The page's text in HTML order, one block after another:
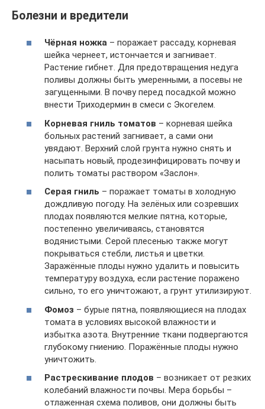
Болезни и вредители
Чёрная ножка – поражает рассаду, корневая
шейка чернеет, истончается и загнивает.
Растение гибнет. Для предотвращения недуга
поливы должны быть умеренными, а посевы не
загущенными. В почву перед посадкой можно
внести Триходермин в смеси с Экогелем.
Корневая гниль томатов – корневая шейка
больных растений загнивает, а сами они
увядают. Верхний слой грунта нужно снять и
насыпать новый, продезинфицировать почву и
полить томаты раствором «Заслон».
Серая гниль – поражает томаты в холодную
дождливую погоду. На зелёных или созревших
плодах появляются мелкие пятна, которые,
постепенно увеличиваясь, становятся
водянистыми. Серой плесенью также могут
покрываться стебли, листья и цветки.
Заражённые плоды нужно удалить и повысить
температуру воздуха, если растение поражено
сильно, то его уничтожают, а грунт утилизируют.
Фомоз – бурые пятна, появляющиеся на плодах
томата в условиях высокой влажности и
избытка азота. Внутренние ткани подвергаются
глубокому гниению. Поражённые плоды нужно
уничтожить.
Растрескивание плодов – возникает от резких
колебаний влажности почвы. Мера борьбы –
отлаженная схема поливов, они должны быть